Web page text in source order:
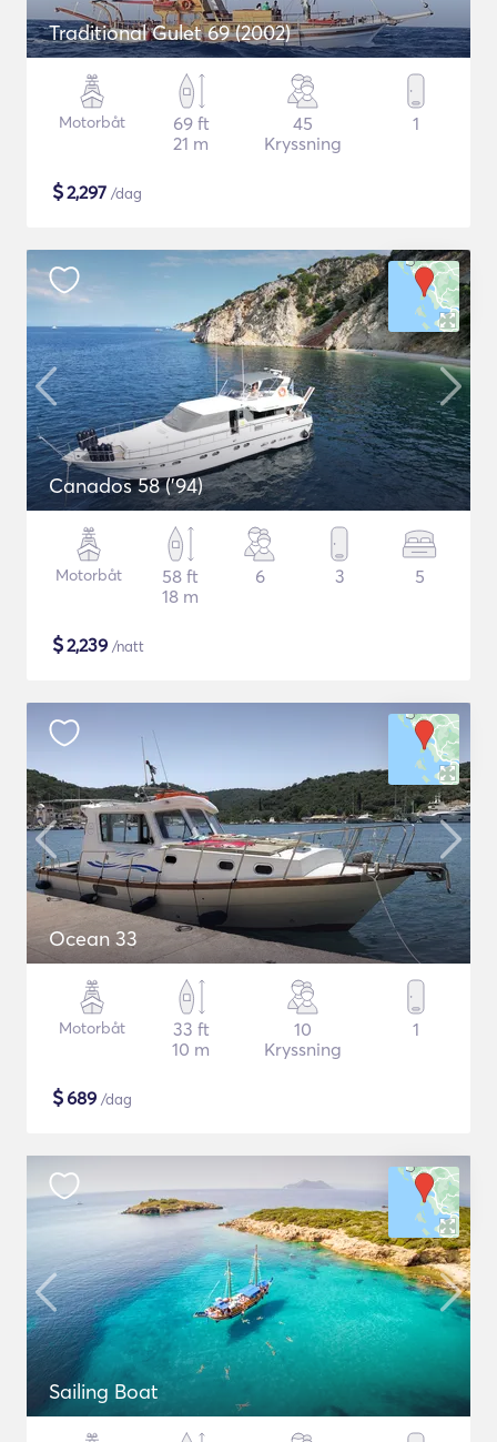
Traditional Gulet 69 (2002)
Motorbåt
69 ft
21 m
45
Kryssning
1
$2,297 /dag
Canados 58 ('94)
Motorbåt
58 ft
18 m
6 3 5
$2,239 /natt
Ocean 33
Motorbåt
33 ft
10 m
10
Kryssning
1
$689 /dag
Sailing Boat